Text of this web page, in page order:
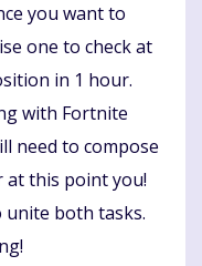
you want to
one to check at
in 1 hour.
with Fortnite
need to compose
at this point you!
unite both tasks.